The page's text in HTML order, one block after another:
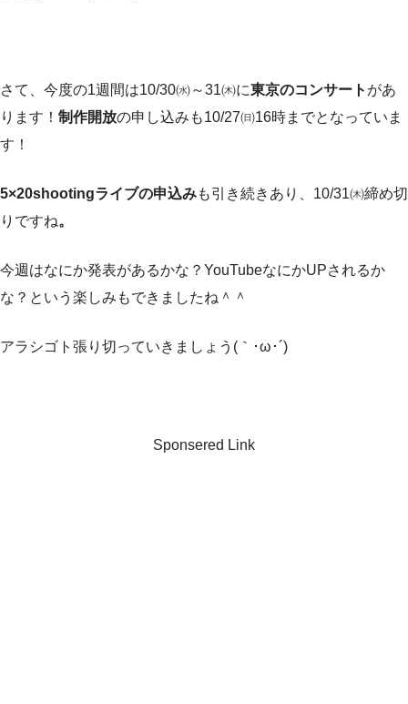
さて、今度の1週間は10/30㈬～31㈭に東京のコンサート があ
ります！ 制作開放の申し込みも10/27㈰16時までとなっていま
す！
5×20shootingライブの申込みも引き続きあり、10/31㈭締め切
りですね。
今週はなにか発表があるかな？YouTubeなにかUPされるか
な？という楽しみもできましたね＾＾
アラシゴト張り切っていきましょう(｀･ω･´)ゞ
Sponsered Link